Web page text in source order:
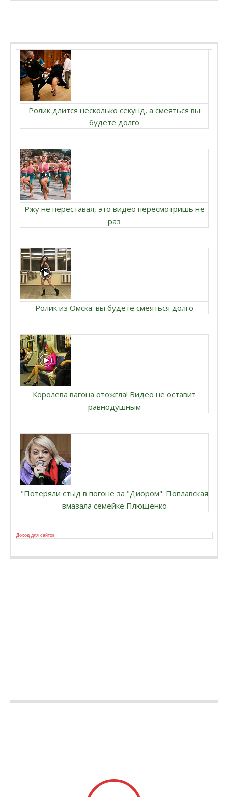
Ролик длится несколько секунд, а смеяться вы
будете долго
Ржу не переставая, это видео пересмотришь не
раз
Ролик из Омска: вы будете смеяться долго
Королева вагона отожгла! Видео не оставит
равнодушным
"Потеряли стыд в погоне за "Диором": Поплавская
вмазала семейке Плющенко
Доход для сайтов